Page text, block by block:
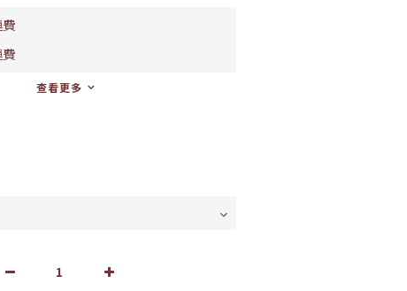
查看更多